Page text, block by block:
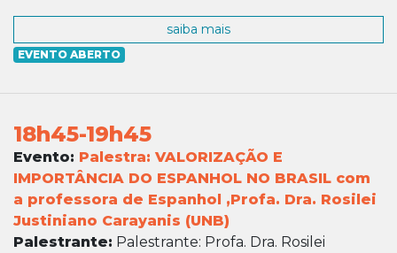
saiba mais
EVENTO ABERTO
18h45-19h45
Evento: Palestra: VALORIZAÇÃO E
IMPORTÂNCIA DO ESPANHOL NO BRASIL com
a professora de Espanhol ,Profa. Dra. Rosilei
Justiniano Carayanis (UNB)
Palestrante: Palestrante: Profa. Dra. Rosilei